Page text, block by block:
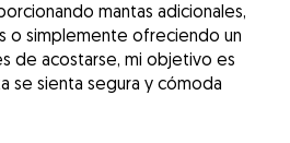
mantas adicionales,
o simplemente ofreciendo un
de acostarse, mi objetivo es
se sienta segura y cómoda